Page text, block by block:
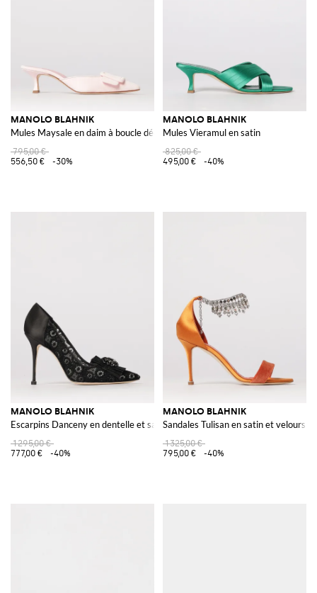
MANOLO BLAHNIK
Mules Maysale en daim à boucle décorative
795,00 €
556,50 €
-30%
MANOLO BLAHNIK
Mules Vieramul en satin
825,00 €
495,00 €
-40%
MANOLO BLAHNIK
Escarpins Danceny en dentelle et satin à boucle bijou
1 295,00 €
777,00 €
-40%
MANOLO BLAHNIK
Sandales Tulisan en satin et velours à
1 325,00 €
795,00 €
-40%